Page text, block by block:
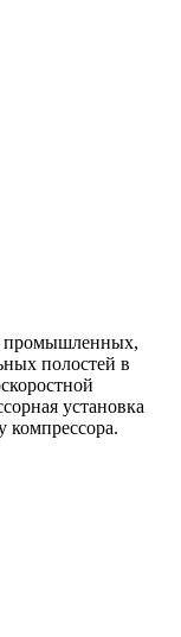
промышленных,
полостей в
установка
компрессора.